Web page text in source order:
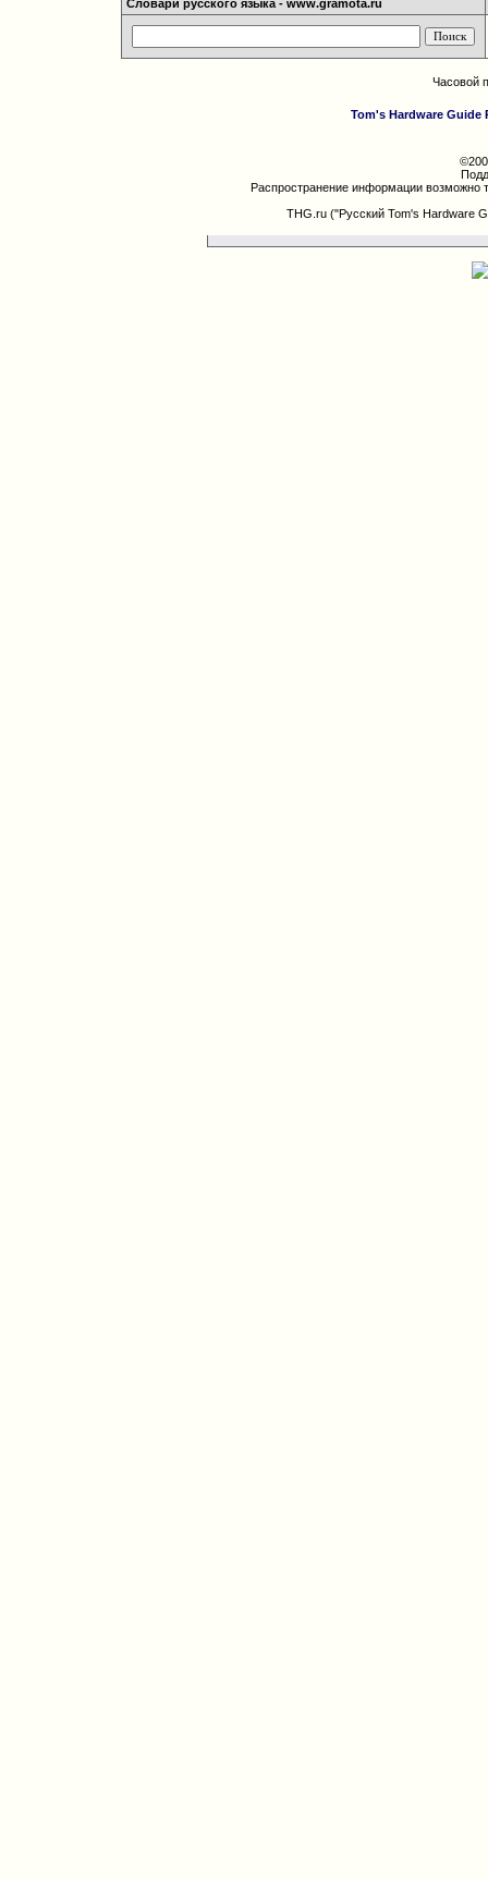
Словари русского языка - www.gramota.ru
Часовой
Tom's Hardware Guide
Распространение информации возможно
THG.ru ("Русский Tom's Hardware